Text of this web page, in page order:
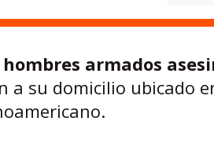
hombres armados
a su domicilio ubicado